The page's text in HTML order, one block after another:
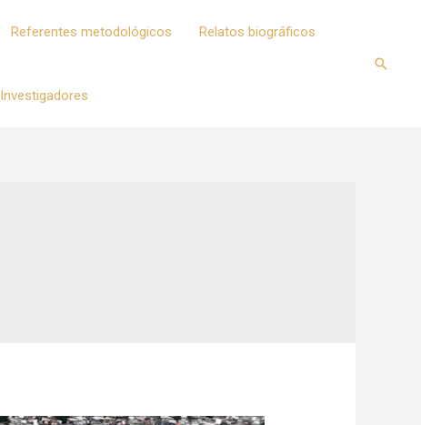
Referentes metodológicos Relatos biográficos
Investigadores